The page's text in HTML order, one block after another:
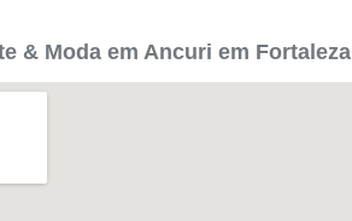
& Moda em Ancuri em Fortaleza